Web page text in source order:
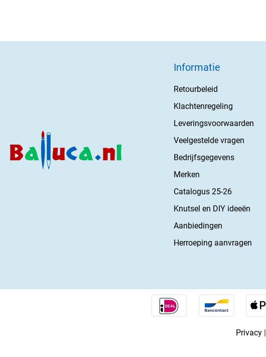
Informatie
Retourbeleid
Klachtenregeling
Leveringsvoorwaarden
Veelgestelde vragen
Bedrijfsgegevens
Merken
Catalogus 25-26
Knutsel en DIY ideeën
Aanbiedingen
Herroeping aanvragen
Privacy|